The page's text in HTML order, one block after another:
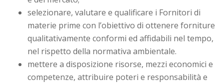
selezionare, valutare e qualificare i Fornitori di
materie prime con l’obiettivo di ottenere forniture
qualitativamente conformi ed affidabili nel tempo,
nel rispetto della normativa ambientale.
mettere a disposizione risorse, mezzi economici e
competenze, attribuire poteri e responsabilità e